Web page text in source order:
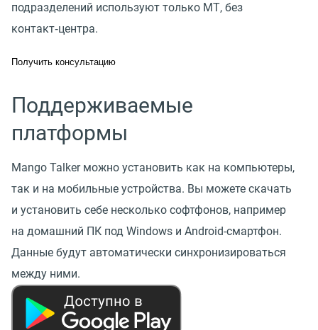
подразделений используют только МТ, без
контакт‑центра.
Получить консультацию
Поддерживаемые
платформы
Mango Talker можно установить как на компьютеры,
так и на мобильные устройства. Вы можете скачать
и установить себе несколько софтфонов, например
на домашний ПК под Windows и Android-смартфон.
Данные будут автоматически синхронизироваться
между ними.